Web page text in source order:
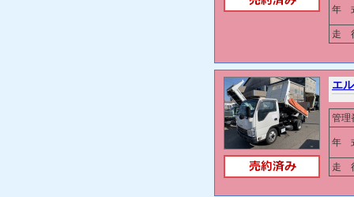
年
走
エ
管理
年
走